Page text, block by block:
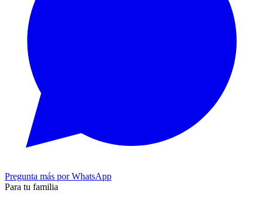
Pregunta más por WhatsApp
Para tu familia